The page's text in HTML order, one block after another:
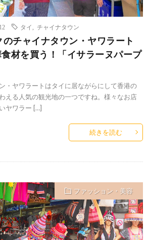
タイ チャイナタウン
のチャイナタウン・ヤワラート
材を買う！「イサラーヌパープ
・ヤワラートはタイに居ながらにして香港の
える人気の観光地の一つですね。様々なお店
ヤワラー […]
続きを読む
ファッション・美容